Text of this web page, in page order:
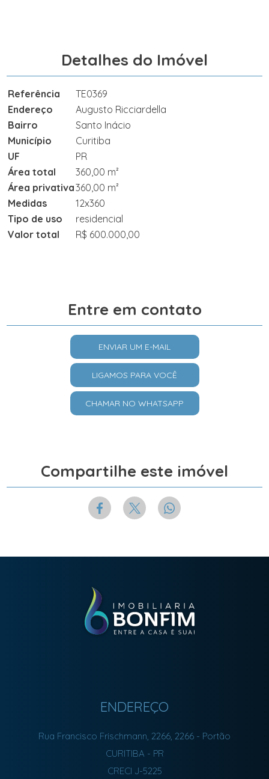
Detalhes do Imóvel
Referência
TE0369
Endereço
Augusto Ricciardella
Bairro
Santo Inácio
Município
Curitiba
UF
PR
Área total
360,00 m²
Área privativa360,00 m²
Medidas
12x360
Tipo de uso
residencial
Valor total
R$ 600.000,00
Entre em contato
ENVIAR UM E-MAIL
LIGAMOS PARA VOCÊ
CHAMAR NO WHATSAPP
Compartilhe este imóvel
ENDEREÇO
Rua Francisco Frischmann, 2266, 2266 - Portão
CURITIBA - PR
CRECI J-5225